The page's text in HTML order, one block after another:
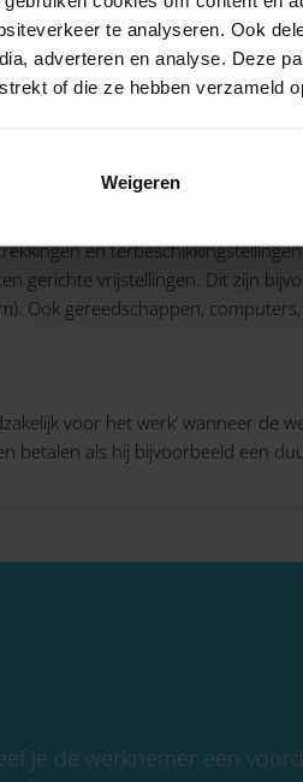
te analyseren. Ook
adverteren en analyse. Deze
of die ze hebben verzameld
Weigeren
vrije ruimte:
en
gerichte vrijstellingen. Dit zijn
Ook gereedschappen,
voor het werk’ wanneer
betalen als hij bijvoorbeeld een
je de werknemer een